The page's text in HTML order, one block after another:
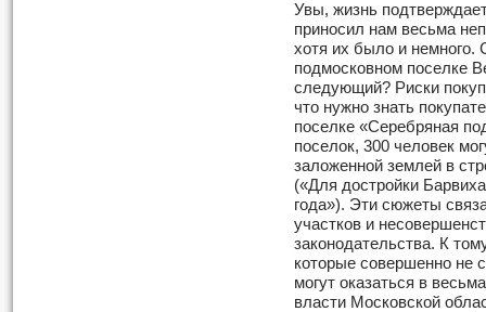
Увы, жизнь
приносил нам весьма
хотя их было и немного.
подмосковном поселке
следующий? Риски
что нужно знать
поселке «Серебряная
поселок, 300 человек
заложенной землей в
(«Для достройки
года»). Эти сюжеты
участков и
законодательства. К
которые совершенно не
могут оказаться в
власти Московской